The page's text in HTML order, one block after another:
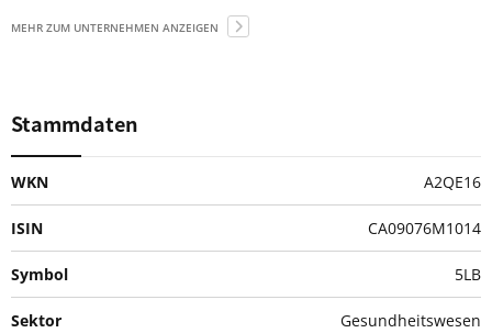
MEHR ZUM UNTERNEHMEN ANZEIGEN
Stammdaten
WKN A2QE16
ISIN CA09076M1014
Symbol 5LB
Sektor Gesundheitswesen